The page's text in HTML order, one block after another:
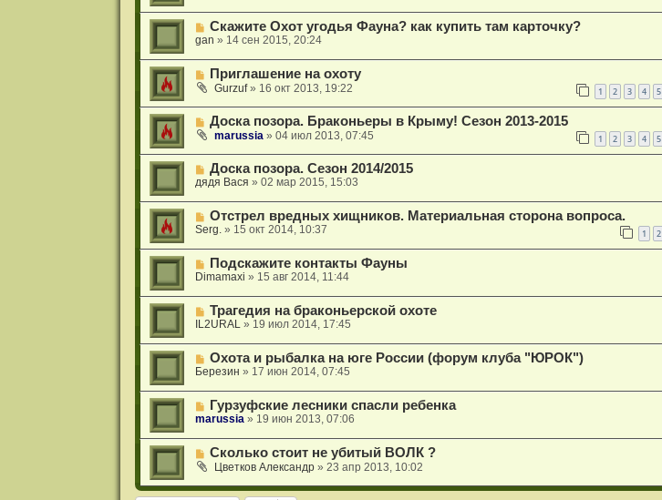
Скажите Охот угодья Фауна? как купить там карточку?
gan » 14 сен 2015, 20:24
Приглашение на охоту
Gurzuf» 16 окт 2013, 19:22 1 2 3 4 5
Доска позора. Браконьеры в Крыму! Сезон 2013-2015
marussia » 04 июл 2013, 07:45 1 2 3 4 5
Доска позора. Сезон 2014/2015
дядя Вася » 02 мар 2015, 15:03
Отстрел вредных хищников. Материальная сторона вопроса.
Serg. » 15 окт 2014, 10:37 1 2
Подскажите контакты Фауны
Dimamaxi » 15 авг 2014, 11:44
Трагедия на браконьерской охоте
IL2URAL » 19 июл 2014, 17:45
Охота и рыбалка на юге России (форум клуба "ЮРОК")
Березин » 17 июн 2014, 07:45
Гурзуфские лесники спасли ребенка
marussia » 19 июн 2013, 07:06
Сколько стоит не убитый ВОЛК ?
Цветков Александр» 23 апр 2013, 10:02